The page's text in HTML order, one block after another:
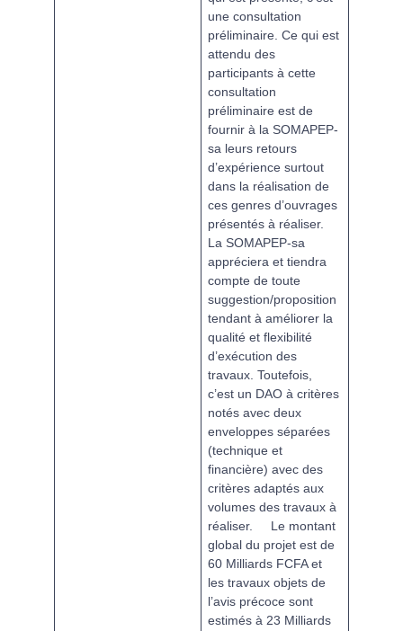
une consultation
préliminaire. Ce qui est
attendu des
participants à cette
consultation
préliminaire est de
fournir à la SOMAPEP-
sa leurs retours
d’expérience surtout
dans la réalisation de
ces genres d’ouvrages
présentés à réaliser.
La SOMAPEP-sa
appréciera et tiendra
compte de toute
suggestion/proposition
tendant à améliorer la
qualité et flexibilité
d’exécution des
travaux. Toutefois,
c’est un DAO à critères
notés avec deux
enveloppes séparées
(technique et
financière) avec des
critères adaptés aux
volumes des travaux à
réaliser. Le montant
global du projet est de
60 Milliards FCFA et
les travaux objets de
l’avis précoce sont
estimés à 23 Milliards